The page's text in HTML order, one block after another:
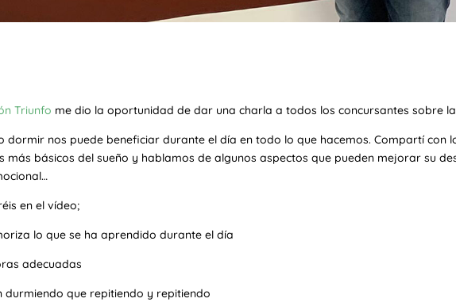
Triunfo me dio la oportunidad de dar una charla a todos los concursantes sobre
dormir nos puede beneficiar durante el día en todo lo que hacemos. Compartí con
más básicos del sueño y hablamos de algunos aspectos que pueden mejorar su
en el vídeo;
lo que se ha aprendido durante el día
adecuadas
durmiendo que repitiendo y repitiendo